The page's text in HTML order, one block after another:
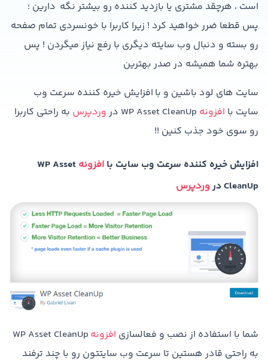
است ، هرچقد مشتری یا بازدید کننده رو بیشتر نگه دارین ؛
پس قطعا ضرر خواهید کرد ! زیرا کاربرا با خونسردی تمام صفحه
رو بسته و دنبال وب سایته دیگری با رفع نیاز میگردن ! پس
بهتره شما همیشه در صدر بهترین
سایت های لود باشین و با افزایش خیره کننده سرعت وب
سایت با افزونه WP Asset CleanUp در وردپرس به راحتی کاربرا
رو سوی خود جذب کنین !!
افزایش خیره کننده سرعت وب سایت با افزونه WP Asset
CleanUp در
وردپرس
شما با استفاده از نصب و فعالسازی افزونه WP Asset CleanUp
به راحتی قادر هستین تا سرعت وب سایتتون رو با چند ترفند